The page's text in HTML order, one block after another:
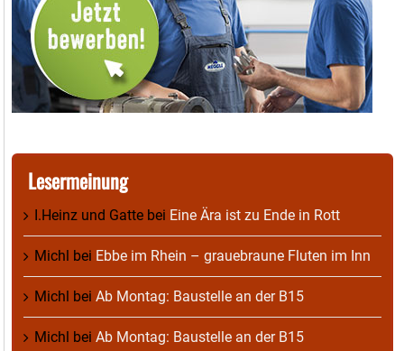
Lesermeinung
I.Heinz und Gatte bei Eine Ära ist zu Ende in Rott
Michl bei Ebbe im Rhein – grauebraune Fluten im Inn
Michl bei Ab Montag: Baustelle an der B15
Michl bei Ab Montag: Baustelle an der B15